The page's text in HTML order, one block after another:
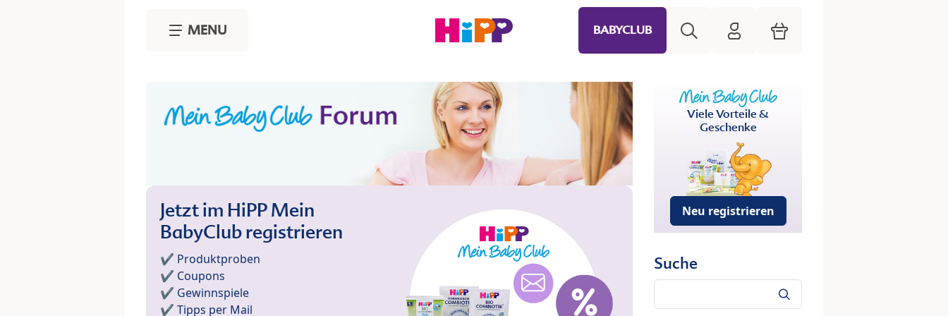
MENU BABYCLUB HiPP Mein Babyclub
Warenkorb
Jetzt im HiPP Mein
BabyClub registrieren
✔️ Produktproben
✔️ Coupons
✔️ Gewinnspiele
✔️ Tipps per Mail
Viele Vorteile &
Geschenke
Neu registrieren
Suche